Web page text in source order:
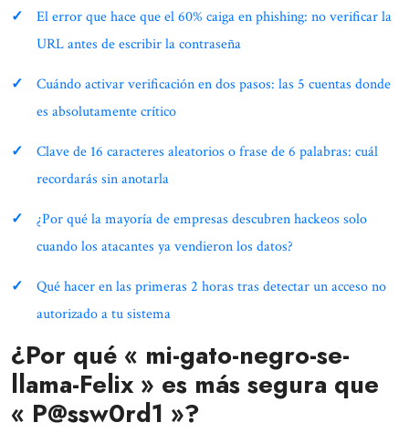
El error que hace que el 60% caiga en phishing: no verificar la
URL antes de escribir la contraseña
Cuándo activar verificación en dos pasos: las 5 cuentas donde
es absolutamente crítico
Clave de 16 caracteres aleatorios o frase de 6 palabras: cuál
recordarás sin anotarla
¿Por qué la mayoría de empresas descubren hackeos solo
cuando los atacantes ya vendieron los datos?
Qué hacer en las primeras 2 horas tras detectar un acceso no
autorizado a tu sistema
¿Por qué « mi-gato-negro-se-
llama-Felix » es más segura que
« P@ssw0rd1 »?